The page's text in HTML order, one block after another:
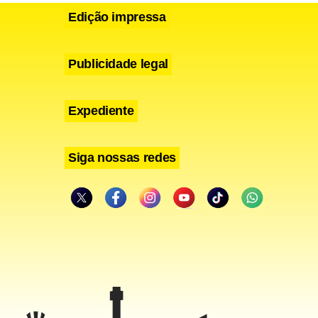
que
partido,
a
quadro
Edição impressa
Publicidade legal
Expediente
Siga nossas redes